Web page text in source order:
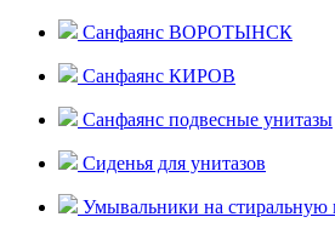
Санфаянс ВОРОТЫНСК
Санфаянс КИРОВ
Санфаянс подвесные унитазы
Сиденья для унитазов
Умывальники на